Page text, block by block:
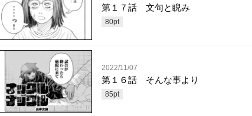
第１７話 文句と睨み
80pt
2022/11/07
第１６話 そんな事より
85pt